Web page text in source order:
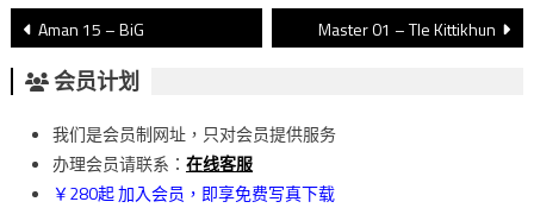
文
章
導
覽
Aman 15 – BiG Master 01 – Tle Kittikhun
会员计划
我们是会员制网址，只对会员提供服务
办理会员请联系： 在线客服
￥280起 加入会员，即享免费写真下载